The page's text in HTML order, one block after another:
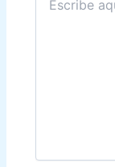
aquí...